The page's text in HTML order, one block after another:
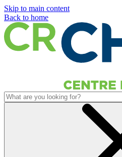
Skip to main content
Back to home